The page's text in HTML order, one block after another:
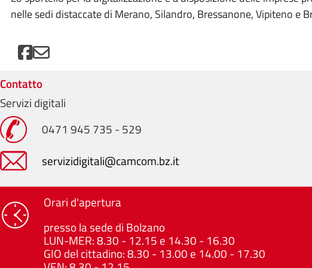
nelle sedi distaccate di Merano, Silandro, Bressanone, Vipiteno e
Contatto
Servizi digitali
0471 945 735 - 529
servizidigitali@camcom.bz.it
Orari d'apertura
presso la sede di Bolzano
LUN-MER: 8.30 - 12.15 e 14.30 - 16.30
GIO del cittadino: 8.30 - 13.00 e 14.00 - 17.30